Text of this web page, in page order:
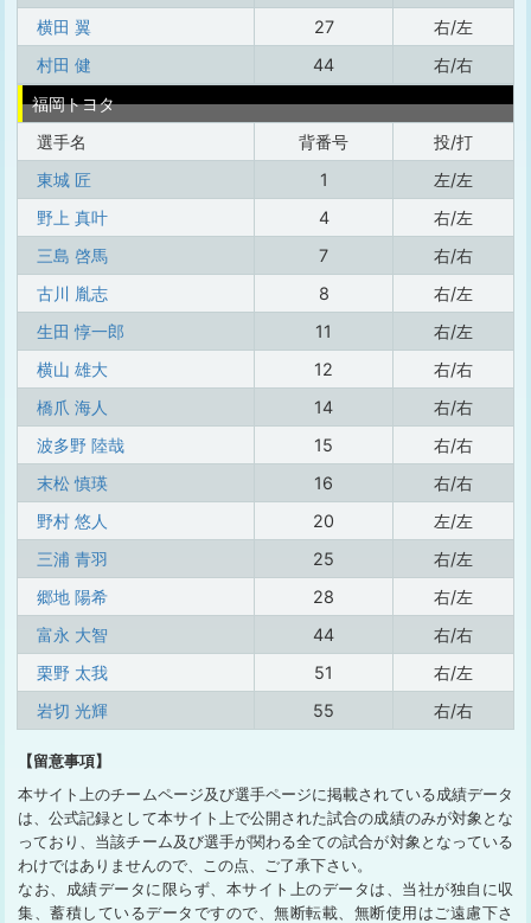
横田 翼
27
右/左
村田 健
44
右/右
福岡トヨタ
選手名
背番号
投/打
東城 匠
1
左/左
野上 真叶
4
右/左
三島 啓馬
7
右/右
古川 胤志
8
右/左
生田 惇一郎
11
右/左
横山 雄大
12
右/右
橋爪 海人
14
右/右
波多野 陸哉
15
右/右
末松 慎瑛
16
右/右
野村 悠人
20
左/左
三浦 青羽
25
右/左
郷地 陽希
28
右/左
富永 大智
44
右/右
栗野 太我
51
右/左
岩切 光輝
55 右/右
【留意事項】
本サイト上のチームページ及び選手ページに掲載されている成績データ
は、公式記録として本サイト上で公開された試合の成績のみが対象とな
っており、当該チーム及び選手が関わる全ての試合が対象となっている
わけではありませんので、この点、ご了承下さい。
なお、成績データに限らず、本サイト上のデータは、当社が独自に収
集、蓄積しているデータですので、無断転載、無断使用はご遠慮下さ